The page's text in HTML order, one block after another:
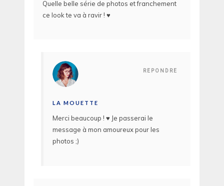
Quelle belle série de photos et franchement
ce look te va à ravir ! ♥
REPONDRE
LA MOUETTE
Merci beaucoup ! ♥ Je passerai le
message à mon amoureux pour les
photos ;)